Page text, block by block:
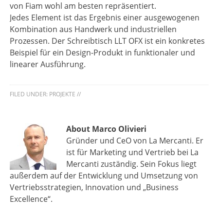
von Fiam wohl am besten repräsentiert.
Jedes Element ist das Ergebnis einer ausgewogenen
Kombination aus Handwerk und industriellen
Prozessen. Der Schreibtisch LLT OFX ist ein konkretes
Beispiel für ein Design-Produkt in funktionaler und
linearer Ausführung.
FILED UNDER: PROJEKTE //
About Marco Olivieri
Gründer und CeO von La Mercanti. Er
ist für Marketing und Vertrieb bei La
Mercanti zuständig. Sein Fokus liegt
außerdem auf der Entwicklung und Umsetzung von
Vertriebsstrategien, Innovation und „Business
Excellence“.